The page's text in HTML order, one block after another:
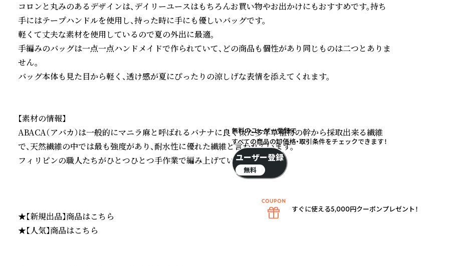
コロンと丸みのあるデザインは、デイリーユースはもちろんお買い物やお出かけにもおすすめです。持ち
手にはテープハンドルを使用し、持った時に手にも優しいバッグです。
軽くて丈夫な素材を使用しているので夏の外出に最適。
手編みのバッグは一点一点ハンドメイドで作られていて、どの商品も個性があり同じものは二つとありま
せん。
バッグ本体も見た目から軽く、透け感が夏にぴったりの涼しげな表情を添えてくれます。
【素材の情報】
ABACA（アバカ）は一般的にマニラ麻と呼ばれるバナナに良く似た多年草植物の幹から採取出来る繊維
で、天然繊維の中では最も強度があり、耐水性に優れた繊維と言われています。
フィリピンの職人たちがひとつひとつ手作業で編み上げています。
★【新規出品】商品はこちら
★【人気】商品はこちら
無料のユーザー登録で
すべての商品の卸価格・取引条件をチェックできます！
ユーザー登録
無料
すぐに使える5,000円クーポンプレゼント！